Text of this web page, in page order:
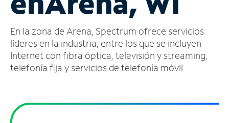
cuenta
Encuentra
una
tienda
En la zona de Arena, Spectrum ofrece servicios
líderes en la industria, entre los que se incluyen
Internet con fibra óptica, televisión y streaming,
telefonía fija y servicios de telefonía móvil.